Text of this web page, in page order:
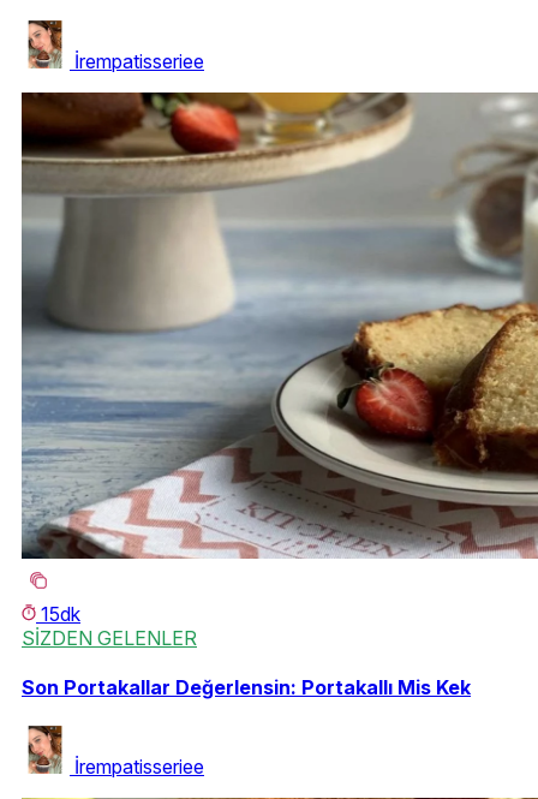
İrempatisseriee
15dk
SİZDEN GELENLER
Son Portakallar Değerlensin: Portakallı Mis Kek
İrempatisseriee